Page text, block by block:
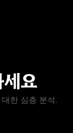
요
한 심층 분석.